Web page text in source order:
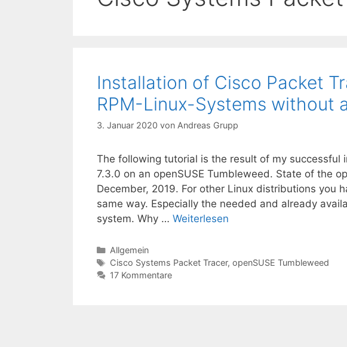
Installation of Cisco Packet
RPM-Linux-Systems without
3. Januar 2020 von Andreas Grupp
The following tutorial is the result of my successful
7.3.0 on an openSUSE Tumbleweed. State of the
December, 2019. For other Linux distributions you
same way. Especially the needed and already
system. Why … Weiterlesen
Kategorien
Allgemein
Schlagwörter
Cisco Systems Packet Tracer, openSUSE Tumbleweed
17 Kommentare